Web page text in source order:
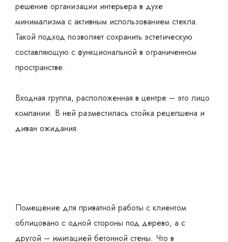
решение организации интерьера в духе
минимализма с активным использованием стекла.
Такой подход позволяет сохранить эстетическую
составляющую с функциональной в ограниченном
пространстве.
Входная группа, расположенная в центре – это лицо
компании. В ней разместилась стойка рецепшена и
диван ожидания.
Помещение для приватной работы с клиентом
облицовано с одной стороны под дерево, а с
другой – имитацией бетонной стены. Что в